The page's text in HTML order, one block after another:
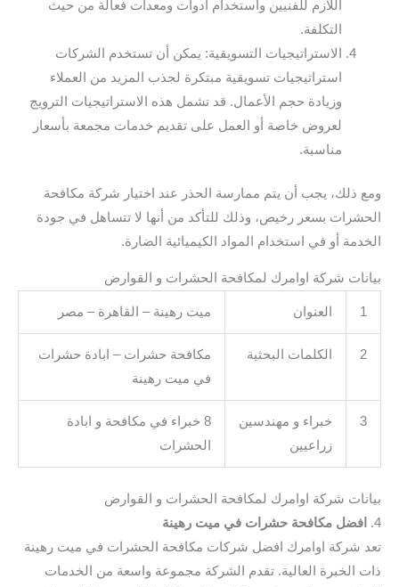
اللازم للفنيين واستخدام أدوات ومعدات فعالة من حيث
التكلفة.
الاستراتيجيات التسويقية: يمكن أن تستخدم الشركات
استراتيجيات تسويقية مبتكرة لجذب المزيد من العملاء
وزيادة حجم الأعمال. قد تشمل هذه الاستراتيجيات الترويج
لعروض خاصة أو العمل على تقديم خدمات مجمعة بأسعار
مناسبة.
ومع ذلك، يجب أن يتم ممارسة الحذر عند اختيار شركة مكافحة
الحشرات بسعر رخيص، وذلك للتأكد من أنها لا تتساهل في جودة
الخدمة أو في استخدام المواد الكيميائية الضارة.
بيانات شركة اوامرك لمكافحة الحشرات و القوارض
1 العنوان ميت رهينة – القاهرة – مصر
2 الكلمات البحثية
مكافحة حشرات – ابادة حشرات
في ميت رهينة
3
خبراء و مهندسين
زراعيين
8 خبراء في مكافحة و ابادة
الحشرات
بيانات شركة اوامرك لمكافحة الحشرات و القوارض
4.
افضل مكافحة حشرات في ميت رهينة
تعد شركة اوامرك افضل شركات مكافحة الحشرات في ميت رهينة
ذات الخبرة العالية. تقدم الشركة مجموعة واسعة من الخدمات